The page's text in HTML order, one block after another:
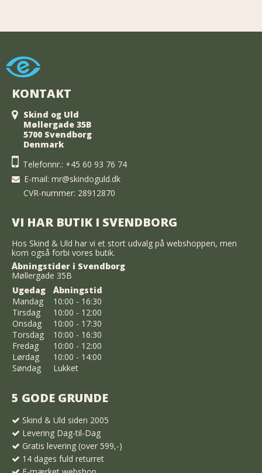
KONTAKT
Skind og Uld
Møllergade 35B
5700 Svendborg
Denmark
Telefonnr.: +45 60 93 76 74
E-mail: mr@skindoguld.dk
CVR-nummer: 28912870
VI HAR BUTIK I SVENDBORG
Hos Skind & Uld har vi et stort udvalg på webshoppen, men
kom også forbi vores butik.
Åbningstider i Svendborg
Møllergade 35B
Ugedag
Åbningstid
Mandag
10:00 - 16:30
Tirsdag
10:00 - 12:00
Onsdag
10:00 - 17:30
Torsdag
10:00 - 16:30
Fredag
10:00 - 12:00
Lørdag
10:00 - 14:00
Søndag
Lukket
5 GODE GRUNDE
Skind & Uld siden 2005
Levering Dag-til-Dag
Gratis levering (over 599,-)
14 dages fuld returret